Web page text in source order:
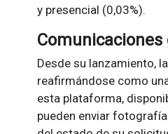
y presencial (0,03%).
Desde su lanzamiento,
reafirmándose como
esta plataforma,
pueden enviar